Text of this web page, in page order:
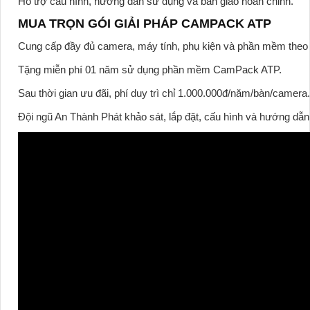
MUA TRỌN GÓI GIẢI PHÁP CAMPACK ATP
Cung cấp đầy đủ camera, máy tính, phụ kiện và phần mềm
Tặng miễn phí 01 năm sử dụng phần mềm CamPack ATP.
Sau thời gian ưu đãi, phí duy trì chỉ 1.000.000đ/năm/bàn/camera.
Đội ngũ An Thành Phát khảo sát, lắp đặt, cấu hình và hướng